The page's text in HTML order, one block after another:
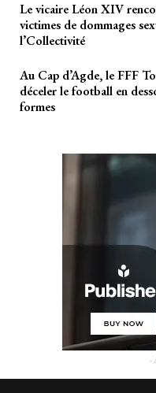
Le vicaire Léon XIV
victimes de dommages
l’Collectivité
Au Cap d’Agde, le FFF
déceler le football en
formes
-